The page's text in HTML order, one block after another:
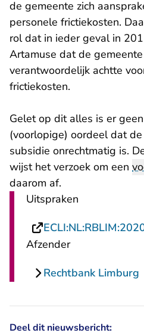
de gemeente zich
personele frictiekosten.
rol dat in ieder geval in
Artamuse dat de
verantwoordelijk achtte
frictiekosten.
Gelet op dit alles is er
(voorlopige) oordeel dat
subsidie onrechtmatig is.
wijst het verzoek om een
daarom af.
Uitspraken
Afzender
Rechtbank Limburg
Deel dit nieuwsbericht: